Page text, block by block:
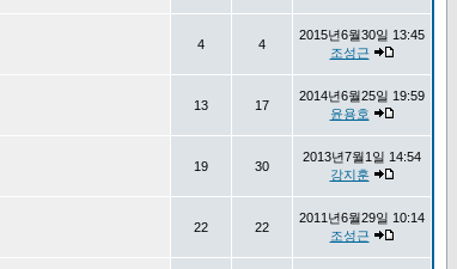
4 4
2015년6월30일 13:45
조성근
13 17
2014년6월25일 19:59
윤용호
19 30
2013년7월1일 14:54
강지훈
22 22
2011년6월29일 10:14
조성근